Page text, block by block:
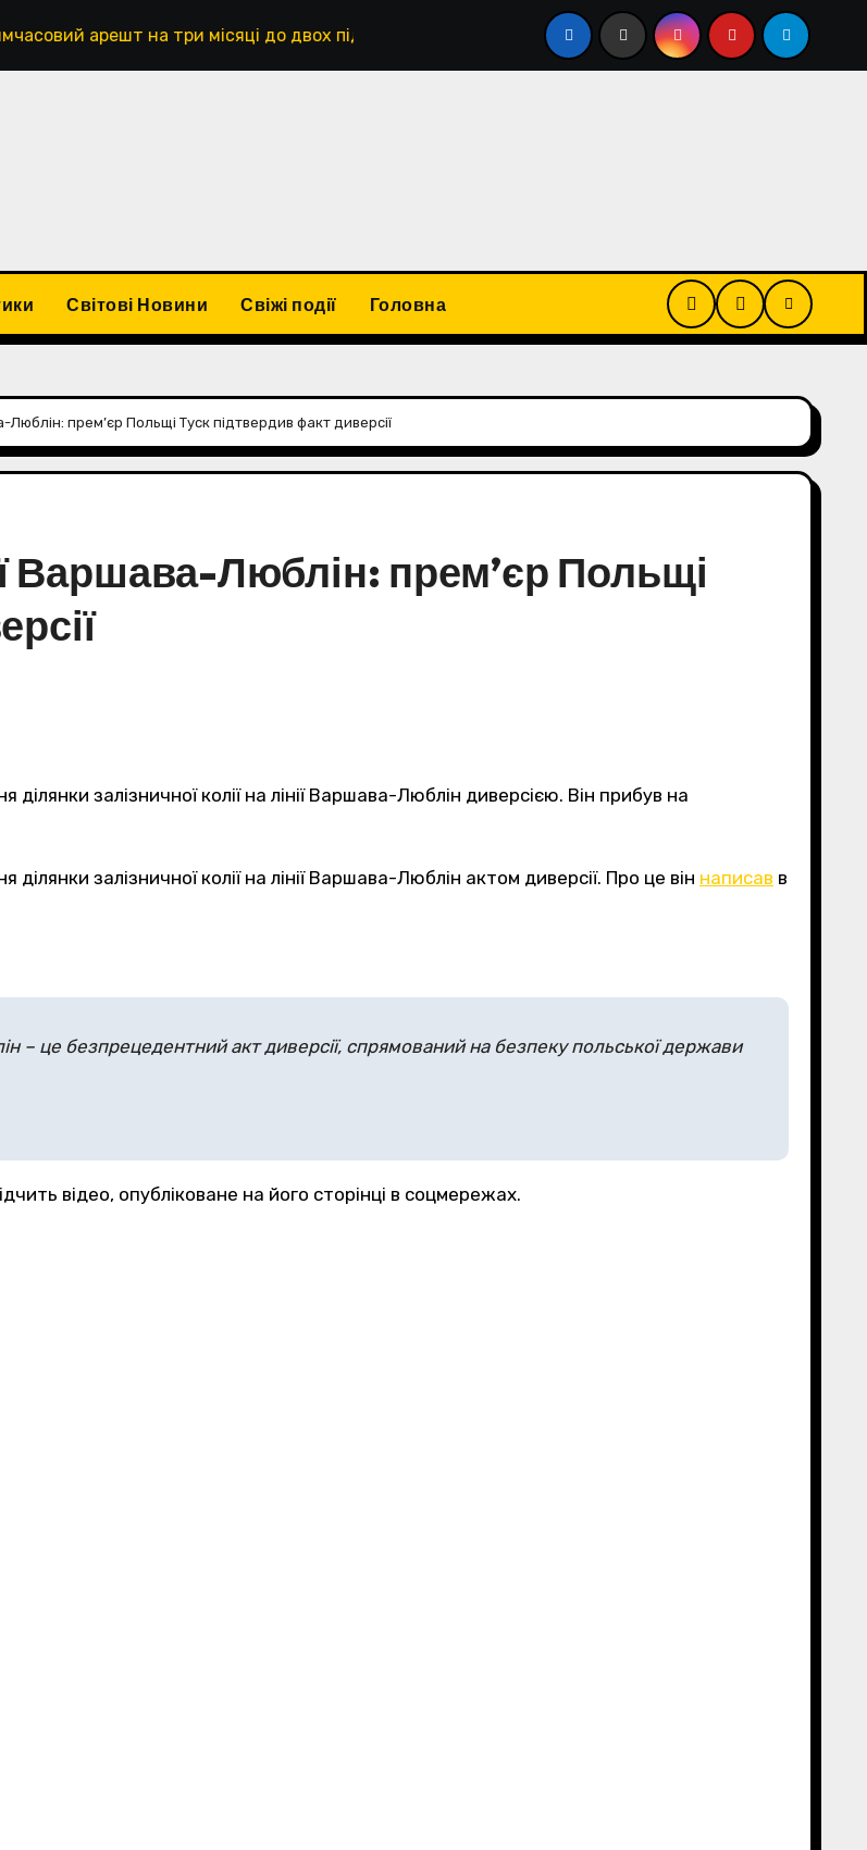
на три місяці до двох підозрюваних у побитті подружжя українців. Поліція продовжує
Світові Новини Свіжі події Головна
Люблін: прем’єр Польщі Туск підтвердив факт диверсії
Варшава-Люблін: прем’єр Польщі
залізничної колії на лінії Варшава-Люблін диверсією. Він прибув на
залізничної колії на лінії Варшава-Люблін актом диверсії. Про це він написав в
– це безпрецедентний акт диверсії, спрямований на безпеку польської держави
відео, опубліковане на його сторінці в соцмережах.